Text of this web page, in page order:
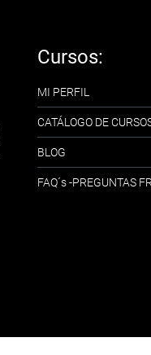
Cursos:
MI PERFIL
CATÁLOGO DE
BLOG
FAQ´s -PREGUNTAS